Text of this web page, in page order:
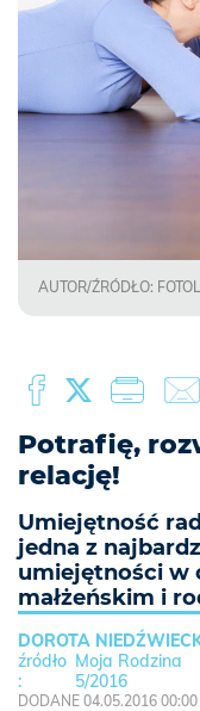
AUTOR/ŹRÓDŁO:
Potrafię,
relację!
Umiejętność
jedna z
umiejętności w
małżeńskim i
DOROTA
Moja Rodzina
5/2016
DODANE 04.05.2016 00:00